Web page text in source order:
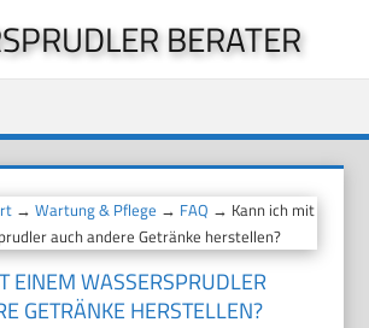
BERATER
→Wartung & Pflege → FAQ → Kann ich mit
auch andere Getränke herstellen?
EINEM WASSERSPRUDLER
GETRÄNKE HERSTELLEN?